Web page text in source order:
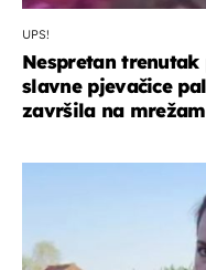
UPS!
Nespretan
slavne pjevačice
završila na